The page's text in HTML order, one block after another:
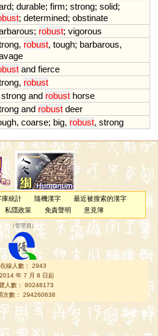
; durable; firm; strong; solid;
; determined; obstinate
; robust; vigorous
, robust, tough; barbarous,
and fierce
, robust
strong and robust horse
and robust deer
, coarse; big, robust, strong
庫統計 隨機漢字
最近被搜索的漢字
私隱政策 免責聲明 意見簿
（管理員 ）
在線人數： 2943
年 7 月 8 日起
人數： 80248173
次數： 294260638